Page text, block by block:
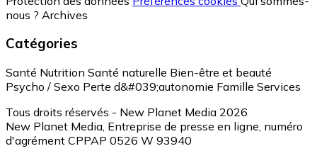
nous ? Archives
Catégories
Santé Nutrition Santé naturelle Bien-être et beauté
Psycho / Sexo Perte d&#039;autonomie Famille Services
Tous droits réservés - New Planet Media 2026
New Planet Media, Entreprise de presse en ligne, numéro
d'agrément CPPAP 0526 W 93940